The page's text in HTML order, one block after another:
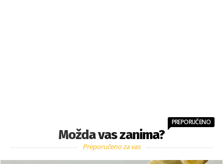
Možda vas zanima?
PREPORUČENO
Preporučeno za vas